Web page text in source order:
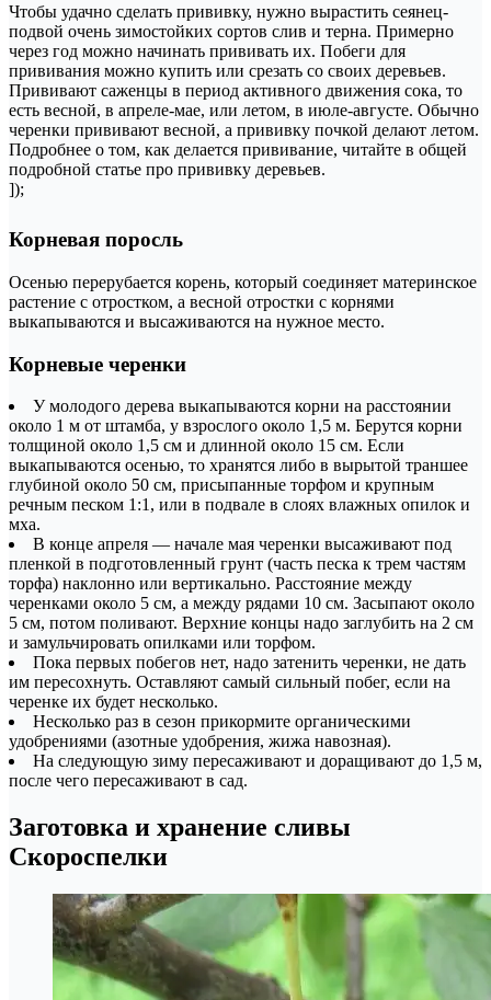
Чтобы удачно сделать прививку, нужно вырастить сеянец-
подвой очень зимостойких сортов слив и терна. Примерно
через год можно начинать прививать их. Побеги для
прививания можно купить или срезать со своих деревьев.
Прививают саженцы в период активного движения сока, то
есть весной, в апреле-мае, или летом, в июле-августе. Обычно
черенки прививают весной, а прививку почкой делают летом.
Подробнее о том, как делается прививание, читайте в общей
подробной статье про прививку деревьев.
]);
Корневая поросль
Осенью перерубается корень, который соединяет материнское
растение с отростком, а весной отростки с корнями
выкапываются и высаживаются на нужное место.
Корневые черенки
У молодого дерева выкапываются корни на расстоянии
около 1 м от штамба, у взрослого около 1,5 м. Берутся корни
толщиной около 1,5 см и длинной около 15 см. Если
выкапываются осенью, то хранятся либо в вырытой траншее
глубиной около 50 см, присыпанные торфом и крупным
речным песком 1:1, или в подвале в слоях влажных опилок и
мха.
В конце апреля — начале мая черенки высаживают под
пленкой в подготовленный грунт (часть песка к трем частям
торфа) наклонно или вертикально. Расстояние между
черенками около 5 см, а между рядами 10 см. Засыпают около
5 см, потом поливают. Верхние концы надо заглубить на 2 см
и замульчировать опилками или торфом.
Пока первых побегов нет, надо затенить черенки, не дать
им пересохнуть. Оставляют самый сильный побег, если на
черенке их будет несколько.
Несколько раз в сезон прикормите органическими
удобрениями (азотные удобрения, жижа навозная).
На следующую зиму пересаживают и доращивают до 1,5 м,
после чего пересаживают в сад.
Заготовка и хранение сливы
Скороспелки